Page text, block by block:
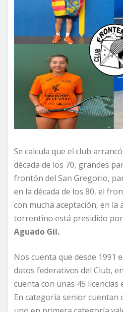
Se calcula que el club
década de los 70, grandes
frontón del San Gregorio,
en la década de los 80, el
con mucha aceptación, en la
torrentino está presidido
Aguado Gil.
Nos cuenta que desde 1991
datos federativos del Club,
cuenta con unas 45 licencias
En categoría senior cuentan